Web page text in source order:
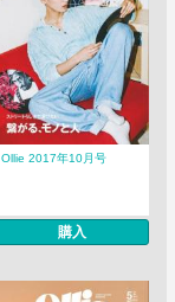
Ollie 2017年10月号
購入